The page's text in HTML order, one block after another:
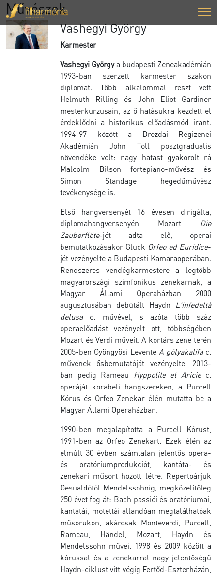
Művészek
Vashegyi György
Karmester
Vashegyi Györgya budapesti Zeneakadémián
1993-ban szerzett karmester szakon
diplomát. Több alkalommal részt vett
Helmuth Rilling és John Eliot Gardiner
mesterkurzusain, az ő hatásukra kezdett el
érdeklődni a historikus előadásmód iránt.
1994-97 között a Drezdai Régizenei
Akadémián John Toll posztgraduális
növendéke volt: nagy hatást gyakorolt rá
Malcolm Bilson fortepiano-művész és
Simon Standage hegedűművész
tevékenysége is.
Első hangversenyét 16 évesen dirigálta,
diplomahangversenyén Mozart Die
Zauberflöte-jét adta elő, operai
bemutatkozásakor Gluck Orfeo ed Euridice-
jét vezényelte a Budapesti Kamaraoperában.
Rendszeres vendégkarmestere a legtöbb
magyarországi szimfonikus zenekarnak, a
Magyar Állami Operaházban 2000
augusztusában debütált Haydn L'infedeltà
delusac. művével, s azóta több száz
operaelőadást vezényelt ott, többségében
Mozart és Verdi műveit. A kortárs zene terén
2005-ben Gyöngyösi Levente A gólyakalifac.
művének ősbemutatóját vezényelte, 2013-
ban pedig Rameau
Hyppolite et Ariciec.
operáját korabeli hangszereken, a Purcell
Kórus és Orfeo Zenekar élén mutatta be a
Magyar Állami Operaházban.
1990-ben megalapította a Purcell Kórust,
1991-ben az Orfeo Zenekart. Ezek élén az
elmúlt 30 évben számtalan jelentős opera-
és oratóriumprodukciót, kantáta- és
zenekari műsort hozott létre. Repertoárjuk
Gesualdótól Mendelssohnig, megközelítőleg
250 évet fog át: Bach passiói és oratóriumai,
kantátái, motettái állandóan megtalálhatóak
műsorukon, akárcsak Monteverdi, Purcell,
Rameau, Händel, Mozart, Haydn és
Mendelssohn művei. 1998 és 2009 között a
kórussal és a zenekarral nagy jelentőségű
Haydn-ciklust vitt végig Fertőd-Eszterházán,